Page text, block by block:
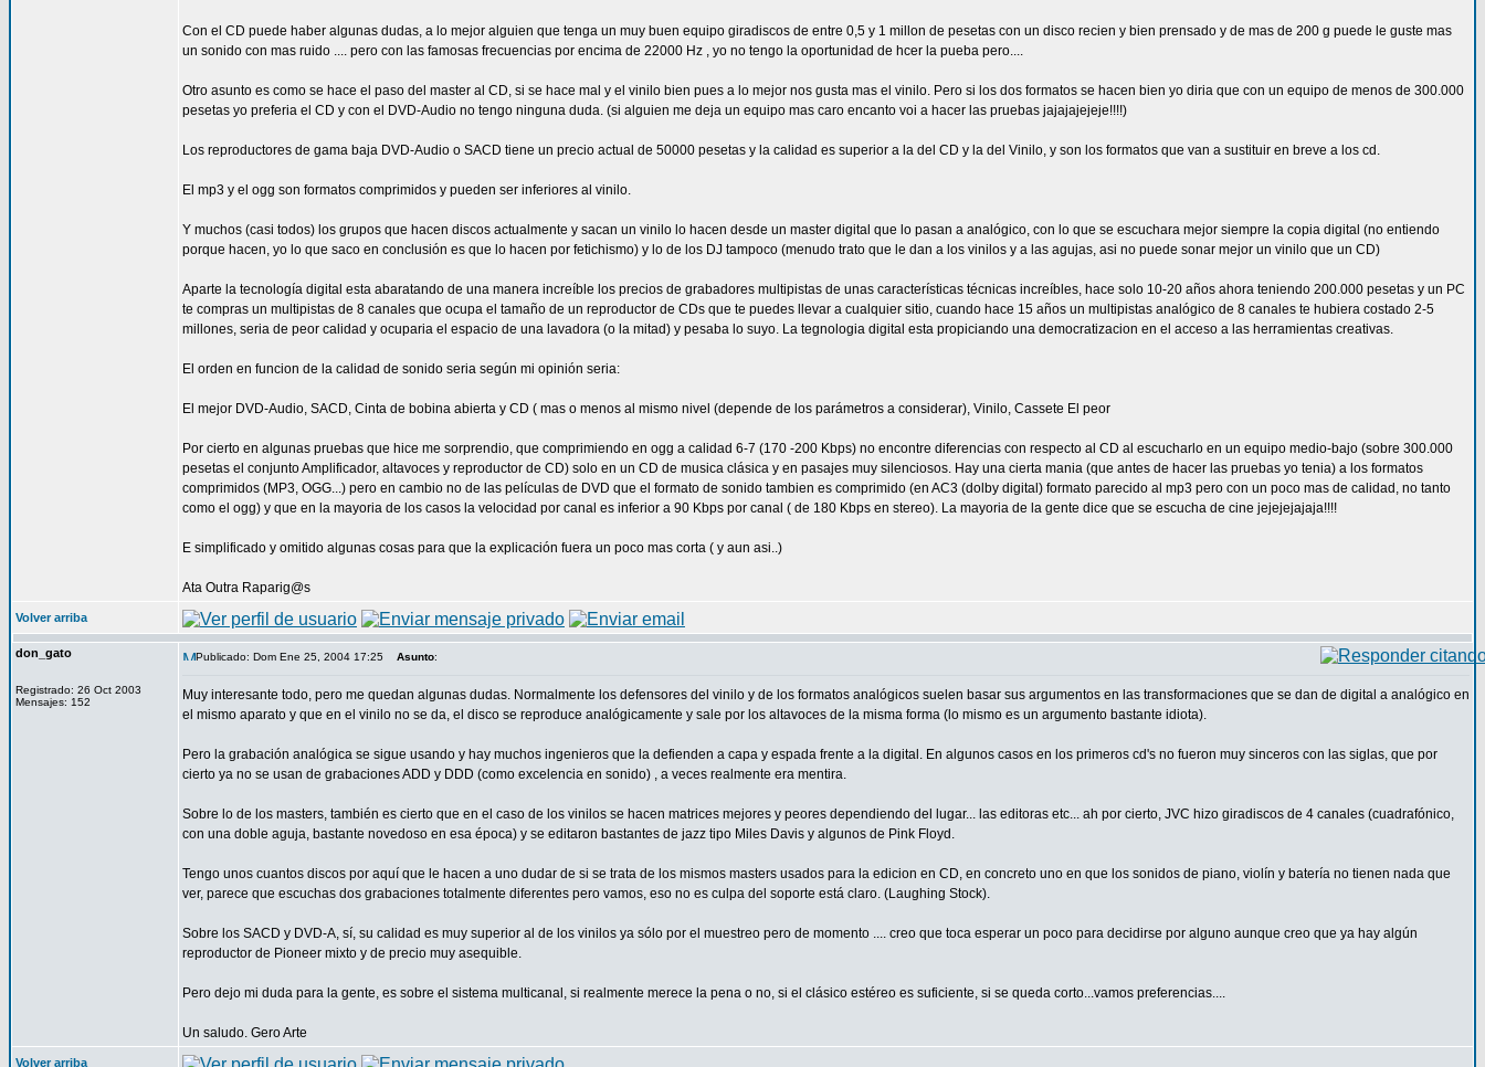
Con el CD puede haber algunas dudas, a lo mejor alguien que tenga un muy buen equipo giradiscos de entre 0,5 y 1 millon de pesetas con un disco recien y bien prensado y de mas de 200 g puede le guste mas
un sonido con mas ruido .... pero con las famosas frecuencias por encima de 22000 Hz , yo no tengo la oportunidad de hcer la pueba pero....
Otro asunto es como se hace el paso del master al CD, si se hace mal y el vinilo bien pues a lo mejor nos gusta mas el vinilo. Pero si los dos formatos se hacen bien yo diria que con un equipo de menos de 300.000
pesetas yo preferia el CD y con el DVD-Audio no tengo ninguna duda. (si alguien me deja un equipo mas caro encanto voi a hacer las pruebas jajajajejeje!!!!)
Los reproductores de gama baja DVD-Audio o SACD tiene un precio actual de 50000 pesetas y la calidad es superior a la del CD y la del Vinilo, y son los formatos que van a sustituir en breve a los cd.
El mp3 y el ogg son formatos comprimidos y pueden ser inferiores al vinilo.
Y muchos (casi todos) los grupos que hacen discos actualmente y sacan un vinilo lo hacen desde un master digital que lo pasan a analógico, con lo que se escuchara mejor siempre la copia digital (no entiendo
porque hacen, yo lo que saco en conclusión es que lo hacen por fetichismo) y lo de los DJ tampoco (menudo trato que le dan a los vinilos y a las agujas, asi no puede sonar mejor un vinilo que un CD)
Aparte la tecnología digital esta abaratando de una manera increíble los precios de grabadores multipistas de unas características técnicas increíbles, hace solo 10-20 años ahora teniendo 200.000 pesetas y un PC
te compras un multipistas de 8 canales que ocupa el tamaño de un reproductor de CDs que te puedes llevar a cualquier sitio, cuando hace 15 años un multipistas analógico de 8 canales te hubiera costado 2-5
millones, seria de peor calidad y ocuparia el espacio de una lavadora (o la mitad) y pesaba lo suyo. La tegnologia digital esta propiciando una democratizacion en el acceso a las herramientas creativas.
El orden en funcion de la calidad de sonido seria según mi opinión seria:
El mejor DVD-Audio, SACD, Cinta de bobina abierta y CD ( mas o menos al mismo nivel (depende de los parámetros a considerar), Vinilo, Cassete El peor
Por cierto en algunas pruebas que hice me sorprendio, que comprimiendo en ogg a calidad 6-7 (170 -200 Kbps) no encontre diferencias con respecto al CD al escucharlo en un equipo medio-bajo (sobre 300.000
pesetas el conjunto Amplificador, altavoces y reproductor de CD) solo en un CD de musica clásica y en pasajes muy silenciosos. Hay una cierta mania (que antes de hacer las pruebas yo tenia) a los formatos
comprimidos (MP3, OGG...) pero en cambio no de las películas de DVD que el formato de sonido tambien es comprimido (en AC3 (dolby digital) formato parecido al mp3 pero con un poco mas de calidad, no tanto
como el ogg) y que en la mayoria de los casos la velocidad por canal es inferior a 90 Kbps por canal ( de 180 Kbps en stereo). La mayoria de la gente dice que se escucha de cine jejejejajaja!!!!
E simplificado y omitido algunas cosas para que la explicación fuera un poco mas corta ( y aun asi..)
Ata Outra Raparig@s
Volver arriba
don_gato
Registrado: 26 Oct 2003
Mensajes: 152
Publicado: Dom Ene 25, 2004 17:25 Asunto:
Muy interesante todo, pero me quedan algunas dudas. Normalmente los defensores del vinilo y de los formatos analógicos suelen basar sus argumentos en las transformaciones que se dan de digital a analógico en
el mismo aparato y que en el vinilo no se da, el disco se reproduce analógicamente y sale por los altavoces de la misma forma (lo mismo es un argumento bastante idiota).
Pero la grabación analógica se sigue usando y hay muchos ingenieros que la defienden a capa y espada frente a la digital. En algunos casos en los primeros cd's no fueron muy sinceros con las siglas, que por
cierto ya no se usan de grabaciones ADD y DDD (como excelencia en sonido) , a veces realmente era mentira.
Sobre lo de los masters, también es cierto que en el caso de los vinilos se hacen matrices mejores y peores dependiendo del lugar... las editoras etc... ah por cierto, JVC hizo giradiscos de 4 canales (cuadrafónico,
con una doble aguja, bastante novedoso en esa época) y se editaron bastantes de jazz tipo Miles Davis y algunos de Pink Floyd.
Tengo unos cuantos discos por aquí que le hacen a uno dudar de si se trata de los mismos masters usados para la edicion en CD, en concreto uno en que los sonidos de piano, violín y batería no tienen nada que
ver, parece que escuchas dos grabaciones totalmente diferentes pero vamos, eso no es culpa del soporte está claro. (Laughing Stock).
Sobre los SACD y DVD-A, sí, su calidad es muy superior al de los vinilos ya sólo por el muestreo pero de momento .... creo que toca esperar un poco para decidirse por alguno aunque creo que ya hay algún
reproductor de Pioneer mixto y de precio muy asequible.
Pero dejo mi duda para la gente, es sobre el sistema multicanal, si realmente merece la pena o no, si el clásico estéreo es suficiente, si se queda corto...vamos preferencias....
Un saludo. Gero Arte
Volver arriba